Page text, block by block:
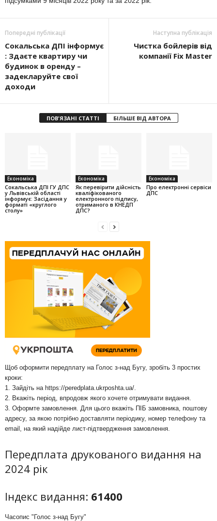
Попередні публікації
Сокальська ДПІ інформує
: Здаєте квартиру чи
будинок в оренду –
задекларуйте свої
доходи
Наступна публікація
Чистка бойлерів від
компанії Fix Master
ПОВ'ЯЗАНІ СТАТТІ БІЛЬШЕ ВІД АВТОРА
Економіка
Cокальська ДПІ ГУ ДПС
у Львівській області
інформує: Засідання у
форматі «круглого
столу»
Економіка
Як перевірити дійсність
кваліфікованого
електронного підпису,
отриманого в КНЕДП
ДПС?
Економіка
Про електронні сервіси
ДПС
Щоб оформити передплату на Голос з-над Бугу, зробіть 3 простих
кроки:
1. Зайдіть на https://peredplata.ukrposhta.ua/
2. Вкажіть період, впродовж якого хочете отримувати видання.
3. Оформте замовлення. Для цього вкажіть ПІБ замовника, поштову
адресу, за якою потрібно доставляти періодику, номер телефону та
email, на який надійде лист-підтвердження замовлення.
Передплата друкованого видання на
2024 рік
Індекс видання: 61400
Часопис "Голос з-над Бугу"